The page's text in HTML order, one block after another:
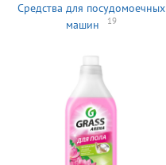
Средства для посудомоечных
машин
19